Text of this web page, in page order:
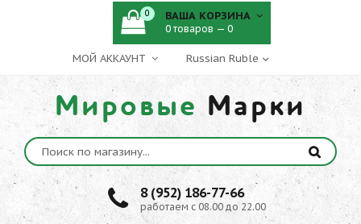
МОЙ АККАУНТ
Мировые Марки
8 (952) 186-77-66
работаем с 08.00 до 22.00
0 ВАША КОРЗИНА
0 товаров — 0